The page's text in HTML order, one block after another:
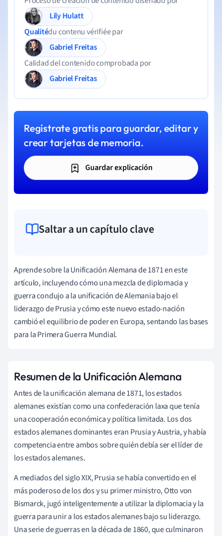
Lily Hulatt
Qualitédu contenu vérifiée par
Gabriel Freitas
Calidad del contenido comprobada por
Gabriel Freitas
Regístrate gratis para guardar, editar y
crear tarjetas de memoria.
Guardar explicación
Saltar a un capítulo clave
Aprende sobre la Unificación Alemana de 1871 en este
artículo, incluyendo cómo una mezcla de diplomacia y
guerra condujo a la unificación de Alemania bajo el
liderazgo de Prusia y cómo este nuevo estado-nación
cambió el equilibrio de poder en Europa, sentando las bases
para la Primera Guerra Mundial.
Resumen de la Unificación Alemana
Antes de la unificación alemana de 1871, los estados
alemanes existían como una confederación laxa que tenía
una cooperación económica y política limitada. Los dos
estados alemanes dominantes eran Prusia y Austria, y había
competencia entre ambos sobre quién debía ser el líder de
los estados alemanes.
A mediados del siglo XIX, Prusia se había convertido en el
más poderoso de los dos y su primer ministro, Otto von
Bismarck, jugó inteligentemente a utilizar la diplomacia y la
guerra para unir a los estados alemanes bajo su liderazgo.
Una serie de guerras en la década de 1860, que culminaron